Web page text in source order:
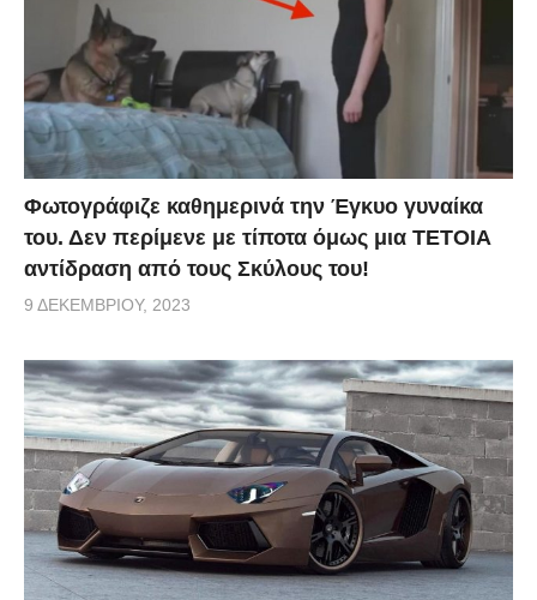
Φωτογράφιζε καθημερινά την Έγκυο γυναίκα
του. Δεν περίμενε με τίποτα όμως μια ΤΕΤΟΙΑ
αντίδραση από τους Σκύλους του!
9 ΔΕΚΕΜΒΡΊΟΥ, 2023